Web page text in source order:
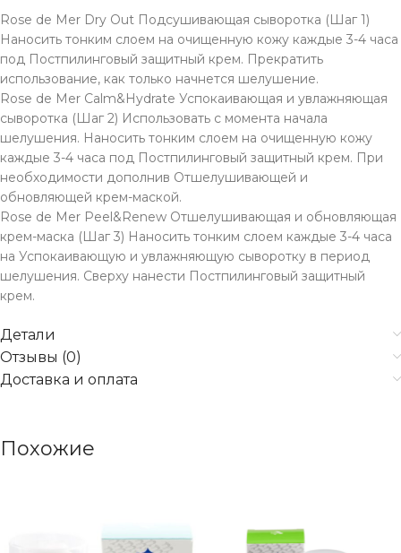
Rose de Mer Dry Out Подсушивающая сыворотка (Шаг 1)
Наносить тонким слоем на очищенную кожу каждые 3-4 часа
под Постпилинговый защитный крем. Прекратить
использование, как только начнется шелушение.
Rose de Mer Calm&Hydrate Успокаивающая и увлажняющая
сыворотка (Шаг 2) Использовать с момента начала
шелушения. Наносить тонким слоем на очищенную кожу
каждые 3-4 часа под Постпилинговый защитный крем. При
необходимости дополнив Отшелушивающей и
обновляющей крем-маской.
Rose de Mer Peel&Renew Отшелушивающая и обновляющая
крем-маска (Шаг 3) Наносить тонким слоем каждые 3-4 часа
на Успокаивающую и увлажняющую сыворотку в период
шелушения. Сверху нанести Постпилинговый защитный
крем.
Детали
Отзывы (0)
Доставка и оплата
Похожие